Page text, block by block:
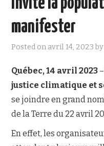
DOCUMENTS
FAIRE UN DON !
NOUS JOINDRE
manifester
Posted on avril 14, 2023
Québec, 14 avril 2023
justice climatique et
se joindre en grand
de la Terre du 22 avril
En effet, les